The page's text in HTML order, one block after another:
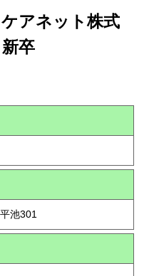
アネット株式
卒
池301